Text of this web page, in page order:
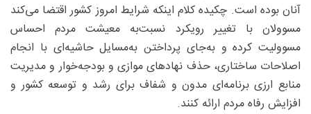
آنان بوده است. چکیده کلام اینکه شرایط امروز کشور اقتضا می‌کند
مسوولان با تغییر رویکرد نسبت‌به معیشت مردم احساس
مسوولیت کرده و به‌جای پرداختن به‌مسایل حاشیه‌ای با انجام
اصلاحات ساختاری، حذف نهادهای موازی و بودجه‌خوار و مدیریت
منابع ارزی برنامه‌ای مدون و شفاف برای رشد و توسعه کشور و
افزایش رفاه مردم ارائه کنند.